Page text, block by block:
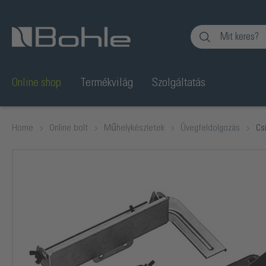
Online shop Termékvilág Szolgáltatás
Home Online bolt Műhelykészletek Üvegfeldolgozás